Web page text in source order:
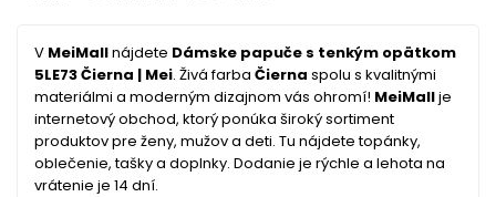
V MeiMallnájdete Dámske papuče s tenkým opätkom
5LE73 Čierna | Mei. Živá farba Čierna spolu s kvalitnými
materiálmi a moderným dizajnom vás ohromí! MeiMallje
internetový obchod, ktorý ponúka široký sortiment
produktov pre ženy, mužov a deti. Tu nájdete topánky,
oblečenie, tašky a doplnky. Dodanie je rýchle a lehota na
vrátenie je 14 dní.